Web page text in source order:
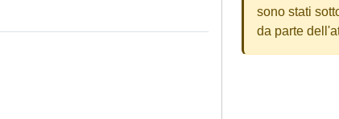
sono stati
da parte